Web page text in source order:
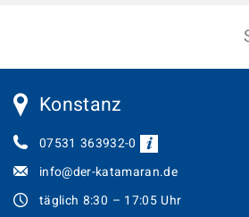
Konstanz
07531 363932-0
info@der-katamaran.de
täglich 8:30 – 17:05 Uhr